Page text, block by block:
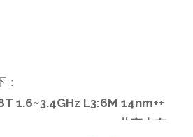
1.6~3.4GHz L3:6M 14nm++
24EU 共享内存